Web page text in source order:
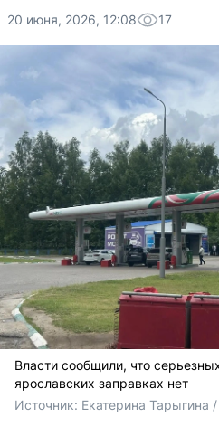
20 июня, 2026, 12:08 17
Власти сообщили, что
ярославских заправках нет
Источник: Екатерина Тарыгина /